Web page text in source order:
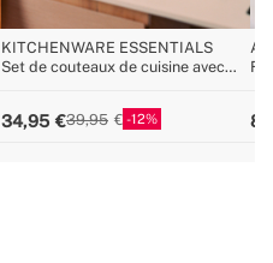
KITCHENWARE ESSENTIALS
Set de couteaux de cuisine avec
34,95 39,95 12